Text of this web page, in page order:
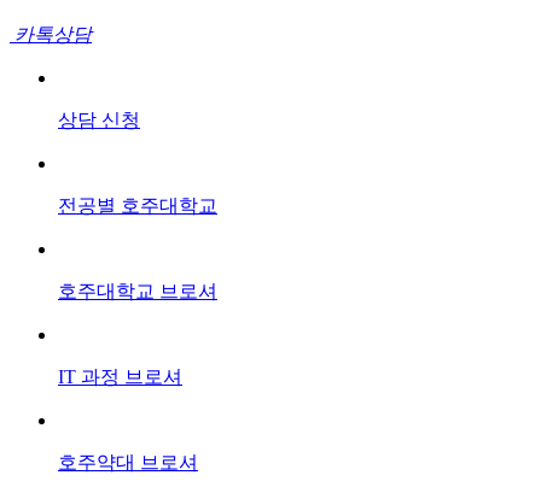
카톡상담
상담 신청
전공별 호주대학교
호주대학교 브로셔
IT 과정 브로셔
호주약대 브로셔